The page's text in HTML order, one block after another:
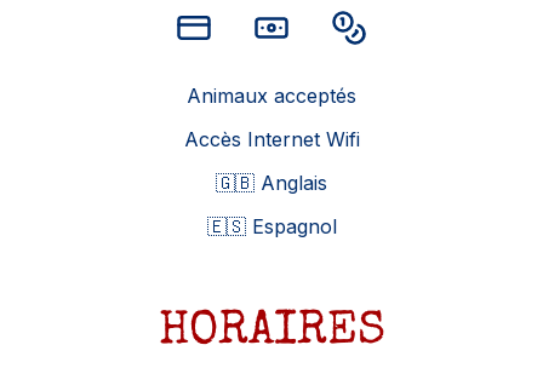
Animaux acceptés
Accès Internet Wifi
🇬🇧 Anglais
🇪🇸 Espagnol
HORAIRES